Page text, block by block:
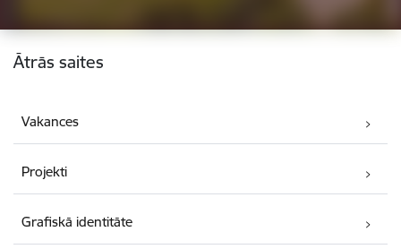
Kājene
Ātrās saites
Vakances
Projekti
Grafiskā identitāte